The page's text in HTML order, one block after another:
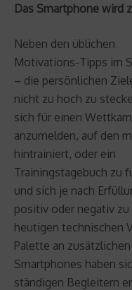
Das Smartphone wird
Neben den üblichen
Motivations-Tipps im
– die persönlichen
nicht zu hoch zu
sich für einen
anzumelden, auf den
hintrainiert, oder ein
Trainingstagebuch zu
und sich je nach
positiv oder negativ
heutigen technischen
Palette an
Smartphones haben
ständigen Begleitern